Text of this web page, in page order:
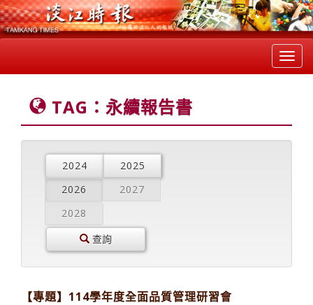
TAG：永續報告書
2024
2025
2026
2027
2028
查詢
【專題】114學年度全面品質管理研習會